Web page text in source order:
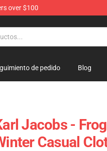
over $100
de pedido Blog
Jacobs -
Casual